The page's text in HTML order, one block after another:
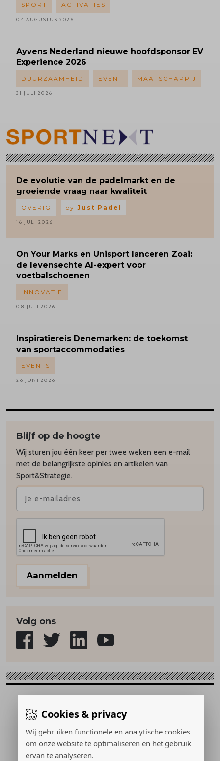
Cookies & privacy
Wij gebruiken functionele en analytische cookies
om onze website te optimaliseren en het gebruik
ervan te analyseren.
SPORT ACTIVATIES
04 AUGUSTUS 2026
Ayvens Nederland nieuwe hoofdsponsor EV
Experience 2026
DUURZAAMHEID EVENT MAATSCHAPPIJ
31 JULI 2026
De evolutie van de padelmarkt en de
groeiende vraag naar kwaliteit
OVERIG by Just Padel
16 JULI 2026
On Your Marks en Unisport lanceren Zoai:
de levensechte AI-expert voor
voetbalschoenen
INNOVATIE
08 JULI 2026
Inspiratiereis Denemarken: de toekomst
van sportaccommodaties
EVENTS
26 JUNI 2026
Blijf op de hoogte
Wij sturen jou één keer per twee weken een e-mail
met de belangrijkste opinies en artikelen van
Sport&Strategie.
Aanmelden
Volg ons
Gerealiseerd door: